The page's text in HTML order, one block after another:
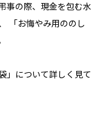
事の際、現金を包む水
「お悔やみ用ののし
」について詳しく見て